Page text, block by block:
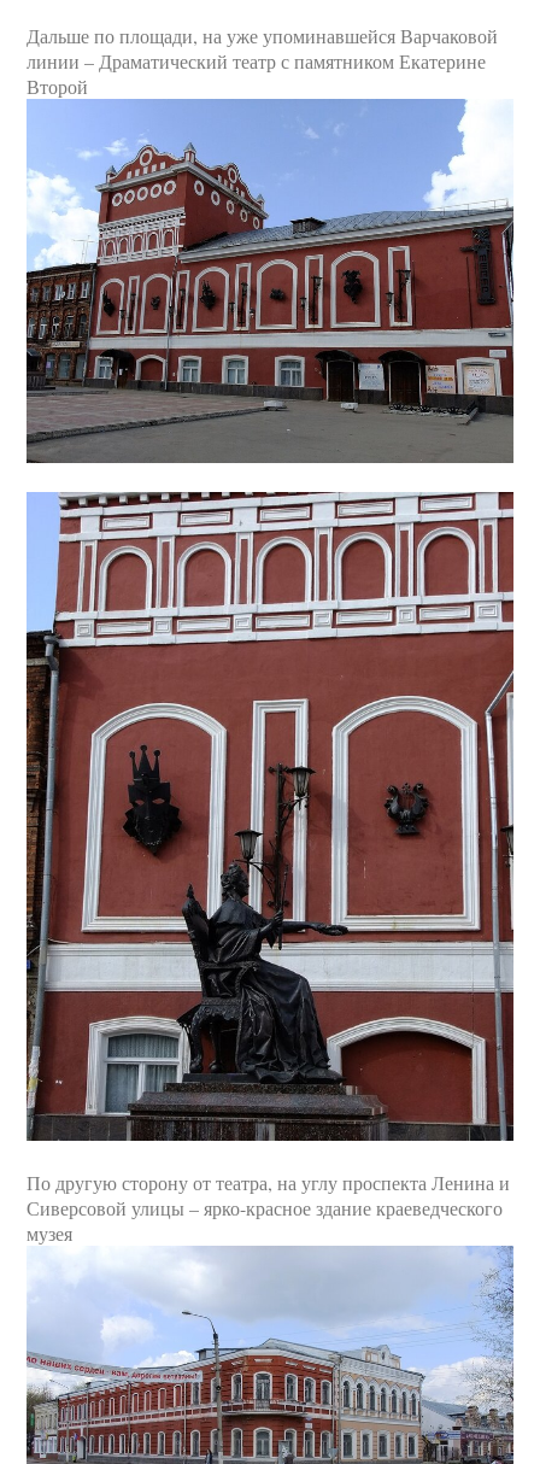
Дальше по площади, на уже упоминавшейся Варчаковой
линии – Драматический театр с памятником Екатерине
Второй
По другую сторону от театра, на углу проспекта Ленина и
Сиверсовой улицы – ярко-красное здание краеведческого
музея